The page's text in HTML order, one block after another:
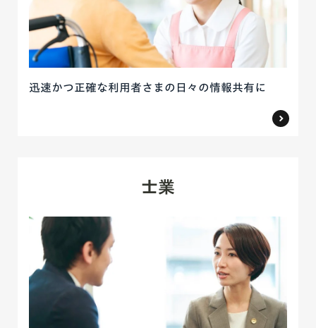
迅速かつ正確な利用者さまの日々の情報共有に
士業